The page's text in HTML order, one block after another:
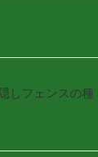
しフェンスの種